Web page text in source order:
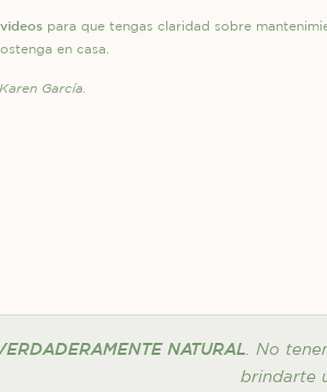
para que tengas claridad sobre
en casa.
García.
NATURAL . No
brindarte